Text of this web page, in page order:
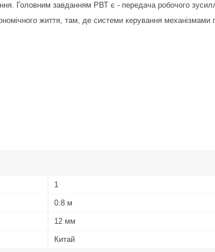
Головним завданням РВТ є - передача робочого
життя, там, де системи керування механізмами
1
0.8 м
12 мм
Китай